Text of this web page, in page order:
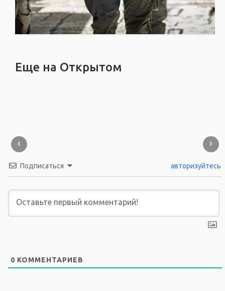
Еще на Открытом
‹ ›
Подписаться авторизуйтесь
0 КОММЕНТАРИЕВ